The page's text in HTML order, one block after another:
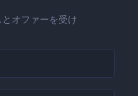
オファーを受け